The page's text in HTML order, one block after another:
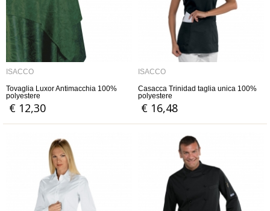
ISACCO
Tovaglia Luxor Antimacchia 100%
polyestere
€ 12,30
ISACCO
Casacca Trinidad taglia unica 100%
polyestere
€ 16,48